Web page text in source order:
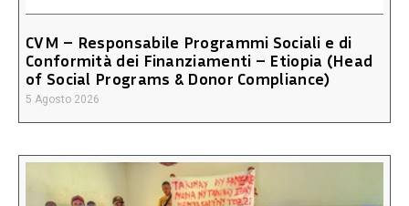
CVM – Responsabile Programmi Sociali e di
Conformità dei Finanziamenti – Etiopia (Head
of Social Programs & Donor Compliance)
5 Agosto 2026